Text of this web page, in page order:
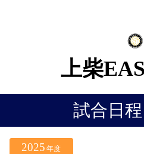
上柴
試合日
2025 年度